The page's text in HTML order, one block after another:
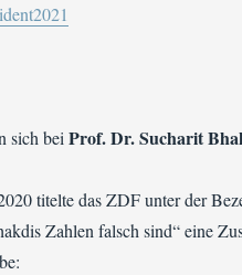
sich beiProf. Dr. Sucharit
titelte das ZDF unter der
Zahlen falsch sind“ eine